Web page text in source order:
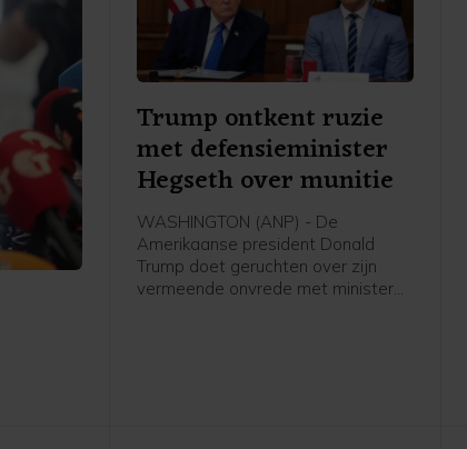
Trump ontkent ruzie
met defensieminister
Hegseth over munitie
WASHINGTON (ANP) - De
Amerikaanse president Donald
Trump doet geruchten over zijn
vermeende onvrede met minister